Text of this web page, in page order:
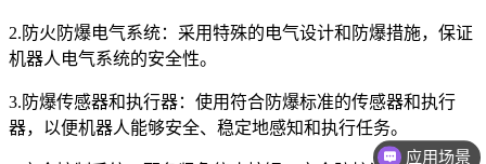
2.防火防爆电气系统：采用特殊的电气设计和防爆措施，保证
机器人电气系统的安全性。
3.防爆传感器和执行器：使用符合防爆标准的传感器和执行
器，以便机器人能够安全、稳定地感知和执行任务。
应用场景